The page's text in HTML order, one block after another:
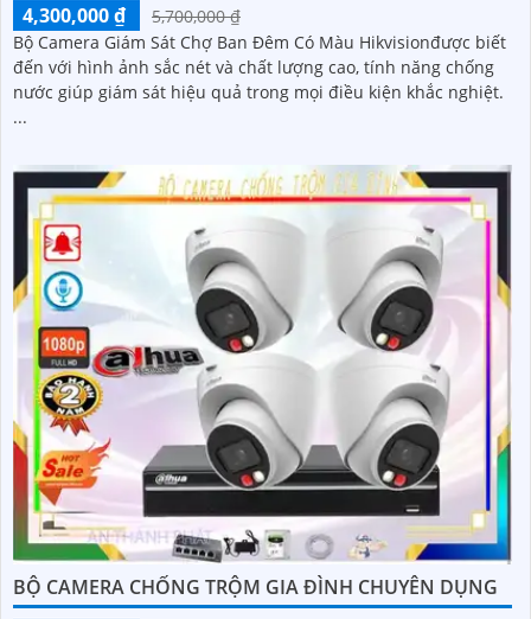
4,300,000 ₫
5,700,000 ₫
Bộ Camera Giám Sát Chợ Ban Đêm Có Màu Hikvisionđược biết
đến với hình ảnh sắc nét và chất lượng cao, tính năng chống
nước giúp giám sát hiệu quả trong mọi điều kiện khắc nghiệt.
...
BỘ CAMERA CHỐNG TRỘM GIA ĐÌNH CHUYÊN DỤNG